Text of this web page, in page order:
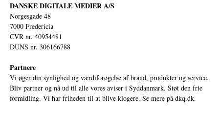
DANSKE DIGITALE MEDIER A/S
Norgesgade 48
7000 Fredericia
CVR nr. 40954481
DUNS nr. 306166788
Partnere
Vi øger din synlighed og værdiforøgelse af brand, produkter og service.
Bliv partner og nå ud til alle vores aviser i Syddanmark. Støt den frie
formidling. Vi har friheden til at blive klogere. Se mere på dkq.dk.